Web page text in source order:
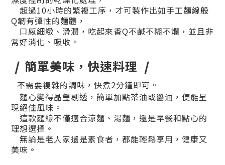
超過10小時的繁複工序，才可製作出如手工麵線般
Q韌有彈性的麵體，
口感細緻、滑潤，吃起來香Q不鹹不糊不爛，並且非
常好消化、吸收。
❘ 簡單美味，快速料理 ❘
不需要複雜的調味，快煮2分鐘即可。
麵心變得晶瑩剔透，簡單加點茶油或醬油，便能呈
現絕佳風味。
這款麵線不僅適合涼麵、湯麵，還是早餐和點心的
理想選擇。
無論是老人家還是素食者，都能輕鬆享用，健康又
美味。